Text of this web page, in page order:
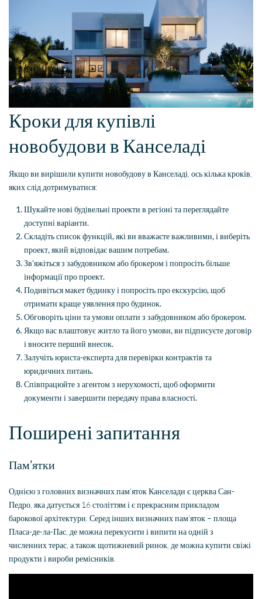
Кроки для купівлі
новобудови в Канселаді
Якщо ви вирішили купити новобудову в Канселаді, ось кілька кроків,
яких слід дотримуватися:
Шукайте нові будівельні проекти в регіоні та переглядайте
доступні варіанти.
Складіть список функцій, які ви вважаєте важливими, і виберіть
проект, який відповідає вашим потребам.
Зв’яжіться з забудовником або брокером і попросіть більше
інформації про проект.
Подивіться макет будинку і попросіть про екскурсію, щоб
отримати краще уявлення про будинок.
Обговоріть ціни та умови оплати з забудовником або брокером.
Якщо вас влаштовує житло та його умови, ви підписуєте договір
і вносите перший внесок.
Залучіть юриста-експерта для перевірки контрактів та
юридичних питань.
Співпрацюйте з агентом з нерухомості, щоб оформити
документи і завершити передачу права власності.
Поширені запитання
Пам’ятки
Однією з головних визначних пам’яток Канселади є церква Сан-
Педро, яка датується 16 століттям і є прекрасним прикладом
барокової архітектури. Серед інших визначних пам’яток – площа
Пласа-де-ла-Пас, де можна перекусити і випити на одній з
численних терас, а також щотижневий ринок, де можна купити свіжі
продукти і вироби ремісників.